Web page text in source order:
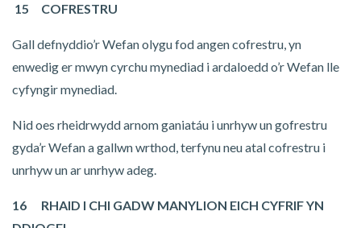
15 COFRESTRU
Gall defnyddio’r Wefan olygu fod angen cofrestru, yn
enwedig er mwyn cyrchu mynediad i ardaloedd o’r Wefan lle
cyfyngir mynediad.
Nid oes rheidrwydd arnom ganiatáu i unrhyw un gofrestru
gyda’r Wefan a gallwn wrthod, terfynu neu atal cofrestru i
unrhyw un ar unrhyw adeg.
16 RHAID I CHI GADW MANYLION EICH CYFRIF YN